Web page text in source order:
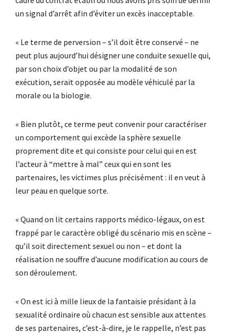
un signal d’arrêt afin d’éviter un excès inacceptable.
« Le terme de perversion – s’il doit être conservé – ne
peut plus aujourd’hui désigner une conduite sexuelle qui,
par son choix d’objet ou par la modalité de son
exécution, serait opposée au modèle véhiculé par la
morale ou la biologie.
« Bien plutôt, ce terme peut convenir pour caractériser
un comportement qui excède la sphère sexuelle
proprement dite et qui consiste pour celui qui en est
l’acteur à “mettre à mal” ceux qui en sont les
partenaires, les victimes plus précisément : il en veut à
leur peau en quelque sorte.
« Quand on lit certains rapports médico-légaux, on est
frappé par le caractère obligé du scénario mis en scène –
qu’il soit directement sexuel ou non – et dont la
réalisation ne souffre d’aucune modification au cours de
son déroulement.
« On est ici à mille lieux de la fantaisie présidant à la
sexualité ordinaire où chacun est sensible aux attentes
de ses partenaires, c’est-à-dire, je le rappelle, n’est pas